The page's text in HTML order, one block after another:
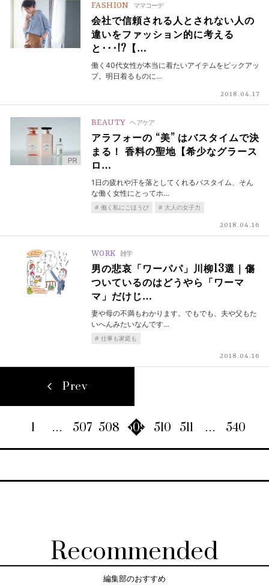
FASHION ママコーデ
会社で信頼される人とされない人の
違いをファッション的に考える
と･･･!?【…
働く40代女性が本当に着たいアイテムをピックアッ
プ。明日着るものに…
2018.04.17
BEAUTY ヘアケア
アラフォーの “美” はバスタイムで決
まる！ 香料の聖地【希少なグラース
ロ…
1日の疲れや汗を落としてくれるバスタイム、そん
な働く女性にとってホ…
働く私にごほうび 大人の女子力
2018.04.16
WORK 雑学
男の悲哀「ワーパパ」川柳13選｜傷
ついているのはどうやら「ワーマ
マ」だけじ…
妻や母の不満もわかります。でもでも、夫や父もた
いへんみたいなんです…
仕事も家庭も
2018.04.16
Prev
1 … 507 508 509 510 511 … 540
Recommended
編集部のおすすめ